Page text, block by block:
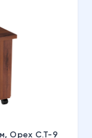
Орех С.Т-9